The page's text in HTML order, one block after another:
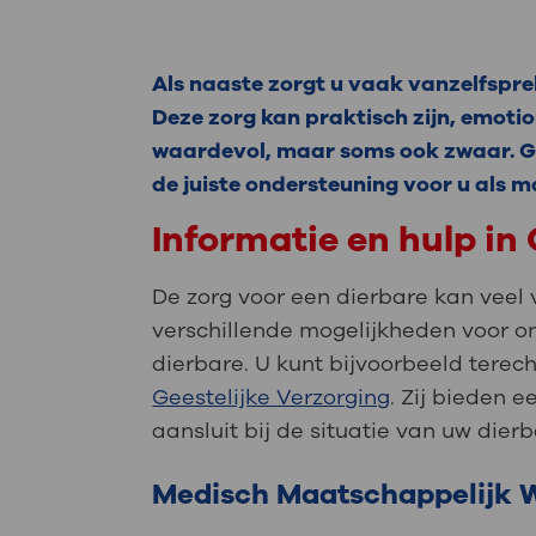
Uw
Uw
Werken
steeds verder uit, zodat u zelf
Direct naar MijnOLVG
Als naaste zorgt u vaak
Deze zorg kan praktisch zijn,
waardevol, maar soms ook zwaar.
de juiste ondersteuning voor u als
Informatie en hulp in
De zorg voor een dierbare kan veel
verschillende mogelijkheden voor
dierbare. U kunt bijvoorbeeld
Geestelijke Verzorging. Zij bieden
aansluit bij de situatie van uw
Medisch Maatschappelijk